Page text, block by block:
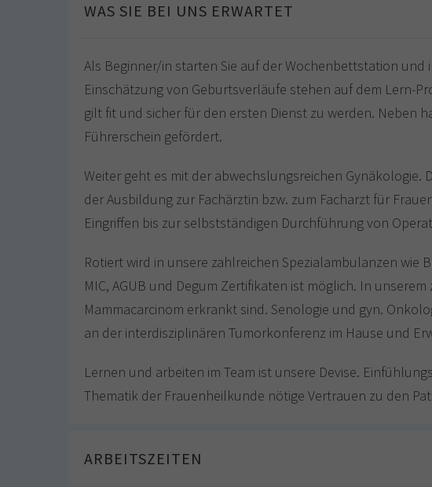
WAS SIE BEI UNS ERWARTET
Als Beginner/in starten Sie auf der Wochenbettstation
Einschätzung von Geburtsverläufe stehen auf dem Lern-
gilt fit und sicher für den ersten Dienst zu werden. Neben
Führerschein gefördert.
Weiter geht es mit der abwechslungsreichen
der Ausbildung zur Fachärztin bzw. zum Facharzt für
Eingriffen bis zur selbstständigen Durchführung von
Rotiert wird in unsere zahlreichen Spezialambulanzen wie
MIC, AGUB und Degum Zertifikaten ist möglich. In
Mammacarcinom erkrankt sind. Senologie und gyn.
an der interdisziplinären Tumorkonferenz im Hause und
Lernen und arbeiten im Team ist unsere Devise.
Thematik der Frauenheilkunde nötige Vertrauen zu den
ARBEITSZEITEN